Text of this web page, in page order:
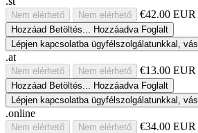
Nem elérhető Nem elérhető €42.00 EUR
Hozzáad Betöltés... Hozzáadva Foglalt
Lépjen kapcsolatba ügyfélszolgálatunkkal,
.at
Nem elérhető Nem elérhető €13.00 EUR
Hozzáad Betöltés... Hozzáadva Foglalt
Lépjen kapcsolatba ügyfélszolgálatunkkal,
.online
Nem elérhető Nem elérhető €34.00 EUR